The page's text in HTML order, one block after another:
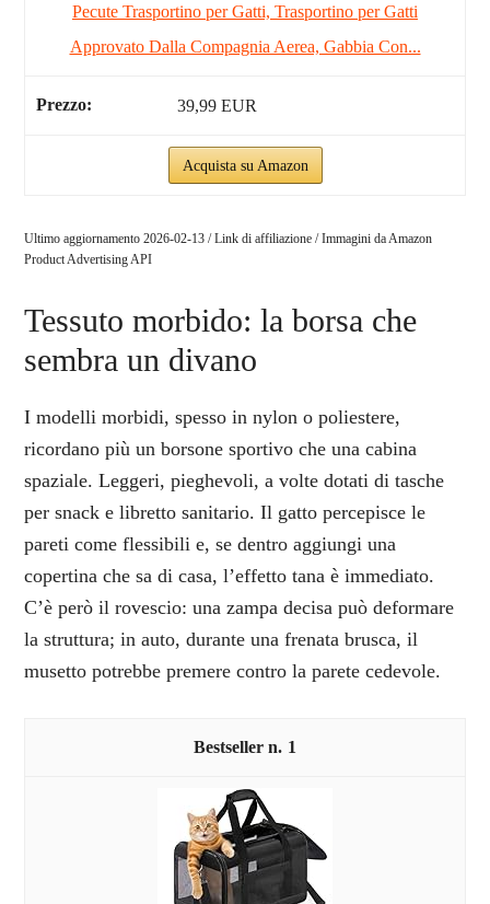
Pecute Trasportino per Gatti, Trasportino per Gatti
Approvato Dalla Compagnia Aerea, Gabbia Con...
39,99 EUR
Acquista su Amazon
Ultimo aggiornamento 2026-02-13 / Link di affiliazione / Immagini da Amazon
Product Advertising API
Tessuto morbido: la borsa che
sembra un divano
I modelli morbidi, spesso in nylon o poliestere,
ricordano più un borsone sportivo che una cabina
spaziale. Leggeri, pieghevoli, a volte dotati di tasche
per snack e libretto sanitario. Il gatto percepisce le
pareti come flessibili e, se dentro aggiungi una
copertina che sa di casa, l’effetto tana è immediato.
C’è però il rovescio: una zampa decisa può deformare
la struttura; in auto, durante una frenata brusca, il
musetto potrebbe premere contro la parete cedevole.
1